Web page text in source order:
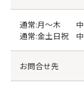
通常:月〜木 中
通常:金土日祝
お問合せ先